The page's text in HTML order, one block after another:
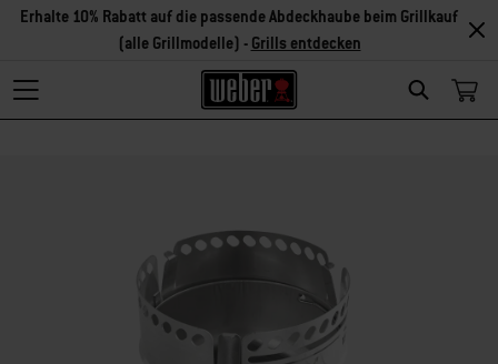
Search
Erhalte 10% Rabatt auf die passende Abdeckhaube beim Grillkauf
(alle Grillmodelle) - Grills entdecken